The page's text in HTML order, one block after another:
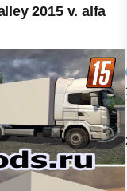
2015 v. alfa